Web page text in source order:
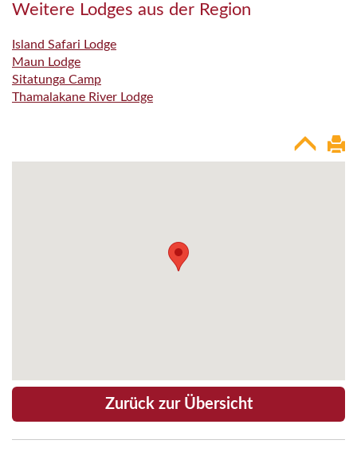
Weitere Lodges aus der Region
Island Safari Lodge
Maun Lodge
Sitatunga Camp
Thamalakane River Lodge
Zurück zur Übersicht